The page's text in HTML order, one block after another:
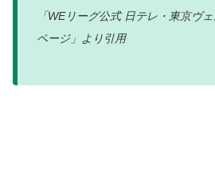
「WEリーグ公式 日テレ・東京ヴ
ページ」より引用